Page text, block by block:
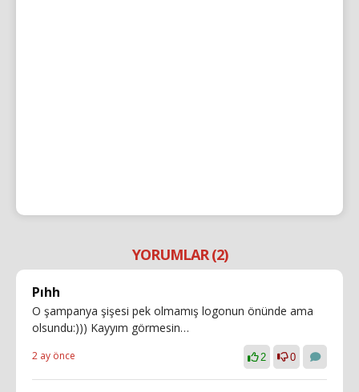
YORUMLAR (2)
Pıhh
O şampanya şişesi pek olmamış logonun önünde ama
olsundu:))) Kayyım görmesin…
2 ay önce 2 0